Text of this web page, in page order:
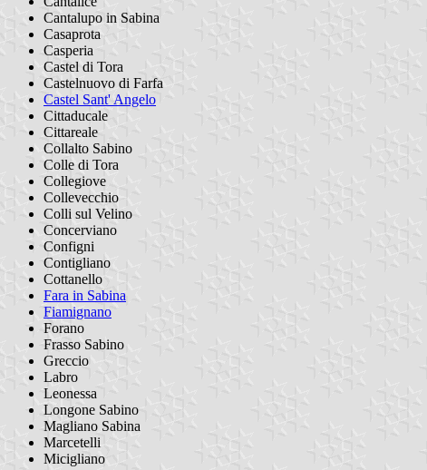
Cantalupo in Sabina
Casaprota
Casperia
Castel di Tora
Castelnuovo di Farfa
Castel Sant' Angelo
Cittaducale
Cittareale
Collalto Sabino
Colle di Tora
Collegiove
Collevecchio
Colli sul Velino
Concerviano
Configni
Contigliano
Cottanello
Fara in Sabina
Fiamignano
Forano
Frasso Sabino
Greccio
Labro
Leonessa
Longone Sabino
Magliano Sabina
Marcetelli
Micigliano